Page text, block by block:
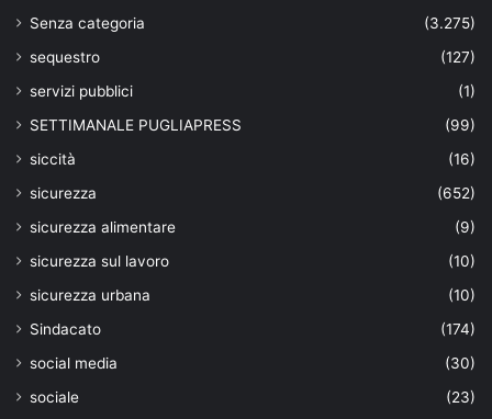
Senza categoria
(3.275)
sequestro
(127)
servizi pubblici
(1)
SETTIMANALE PUGLIAPRESS
(99)
siccità
(16)
sicurezza
(652)
sicurezza alimentare
(9)
sicurezza sul lavoro
(10)
sicurezza urbana
(10)
Sindacato
(174)
social media
(30)
sociale
(23)